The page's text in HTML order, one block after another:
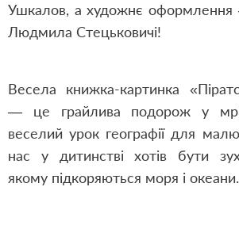
Ушкалов, а художнє
Людмила Стецьковичі!
Весела книжка-картинка
— це грайлива подорож у
веселий урок географії для
нас у дитинстві хотів бути
якому підкоряються моря і океани.